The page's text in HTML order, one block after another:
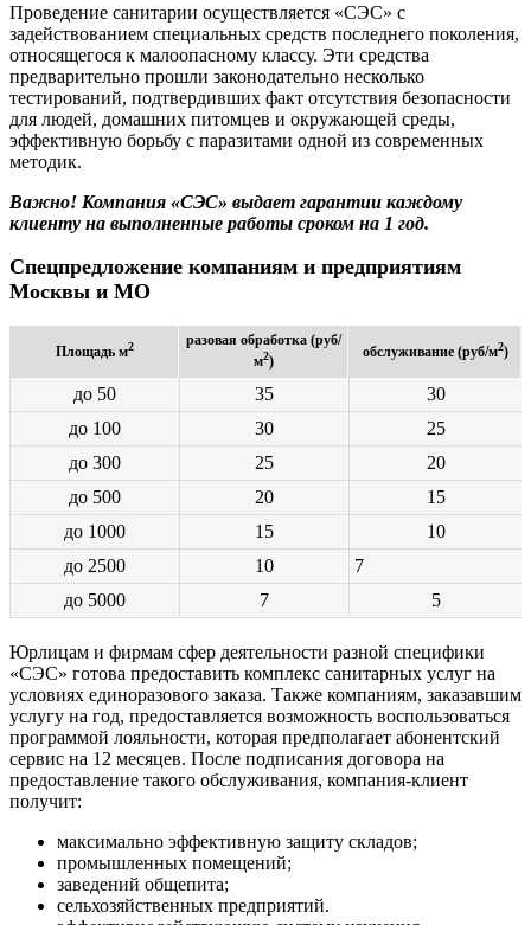
Проведение санитарии осуществляется «СЭС» с
задействованием специальных средств последнего поколения,
относящегося к малоопасному классу. Эти средства
предварительно прошли законодательно несколько
тестирований, подтвердивших факт отсутствия безопасности
для людей, домашних питомцев и окружающей среды,
эффективную борьбу с паразитами одной из современных
методик.
Важно! Компания «СЭС» выдает гарантии каждому
клиенту на выполненные работы сроком на 1 год.
Спецпредложение компаниям и предприятиям
Москвы и МО
Площадь м2
разовая обработка (руб/
м2)
обслуживание (руб/м2)
до 50 35
30
до 100
30
25
до 300
25
20
до 500
20
15
до 1000
15
10
до 2500
10
7
до 5000
7 5
Юрлицам и фирмам сфер деятельности разной специфики
«СЭС» готова предоставить комплекс санитарных услуг на
условиях единоразового заказа. Также компаниям, заказавшим
услугу на год, предоставляется возможность воспользоваться
программой лояльности, которая предполагает абонентский
сервис на 12 месяцев. После подписания договора на
предоставление такого обслуживания, компания-клиент
получит:
максимально эффективную защиту складов;
промышленных помещений;
заведений общепита;
сельхозяйственных предприятий.